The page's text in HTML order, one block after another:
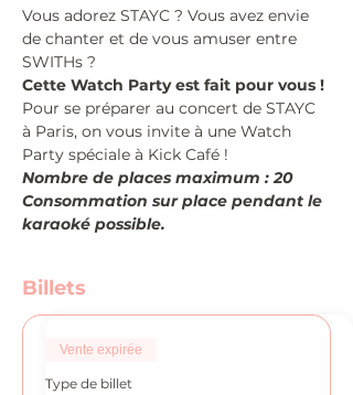
Vous adorez STAYC ? Vous avez envie
de chanter et de vous amuser entre
SWITHs ?
Cette Watch Party est fait pour vous !
Pour se préparer au concert de STAYC
à Paris, on vous invite à une Watch
Party spéciale à Kick Café !
Nombre de places maximum : 20
Consommation sur place pendant le
karaoké possible.
Billets
Vente expirée
Type de billet